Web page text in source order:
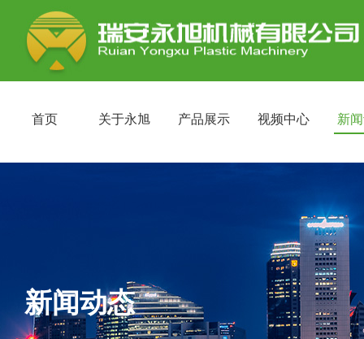
首页 关于永旭 产品展示 视频中心 新
新闻动态